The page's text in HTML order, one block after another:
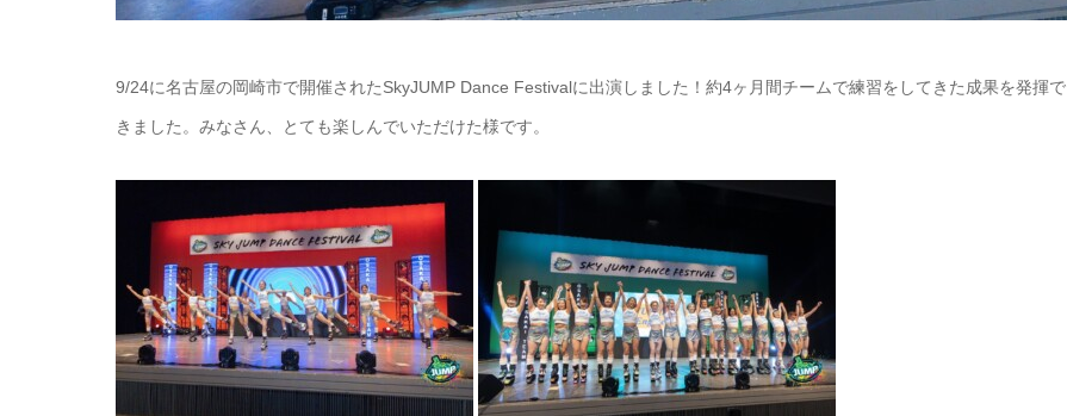
9/24に名古屋の岡崎市で開催されたSkyJUMP Dance Festivalに出演しました！約4ヶ月間チームで練習をしてきた成果を発揮で
きました。みなさん、とても楽しんでいただけた様です。